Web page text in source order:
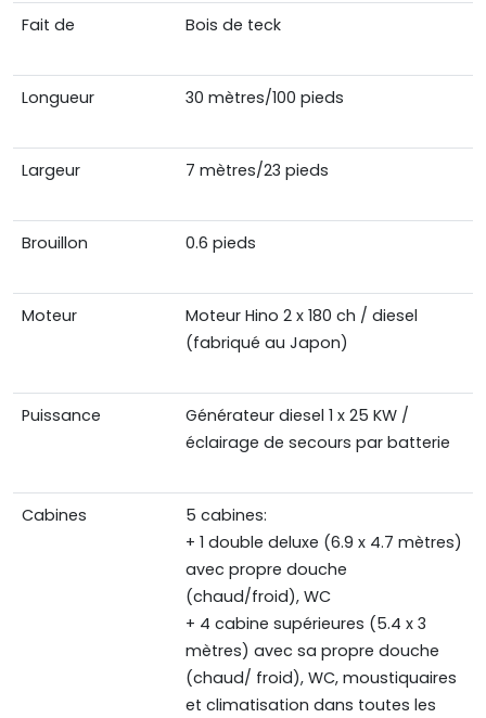
Fait de Bois de teck
Longueur 30 mètres/100 pieds
Largeur 7 mètres/23 pieds
Brouillon 0.6 pieds
Moteur
Moteur Hino 2 x 180 ch / diesel
(fabriqué au Japon)
Puissance
Générateur diesel 1 x 25 KW /
éclairage de secours par batterie
Cabines
5 cabines:
+ 1 double deluxe (6.9 x 4.7 mètres)
avec propre douche
(chaud/froid), WC
+ 4 cabine supérieures (5.4 x 3
mètres) avec sa propre douche
(chaud/ froid), WC, moustiquaires
et climatisation dans toutes les